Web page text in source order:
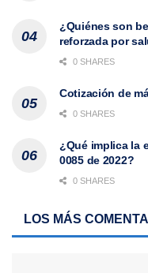
¿Quiénes son
reforzada por
0 SHARES
Cotización de
0 SHARES
¿Qué implica la
0085 de 2022?
0 SHARES
LOS MÁS